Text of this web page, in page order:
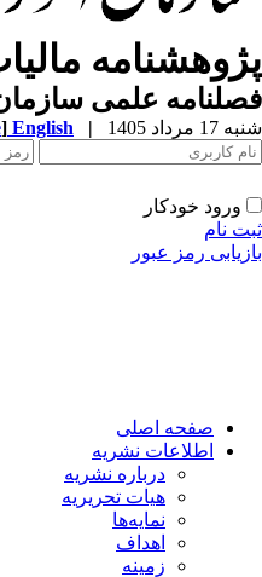
علمی سازمان
مرداد 1405 |
English
]
ورود خودکار
نام
رمز عبور
صفحه اصلی
اطلاعات نشریه
درباره نشریه
هیات تحریریه
نمایه‌ها
اهداف
زمینه